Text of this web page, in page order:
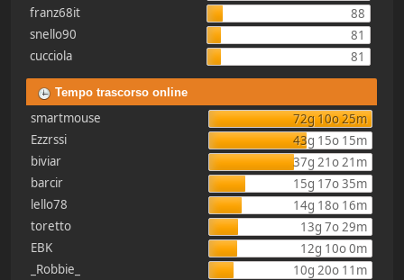
franz68it
88
snello90
81
cucciola
81
Tempo trascorso online
smartmouse
72g 10o 25m
Ezzrssi
43g 15o 15m
biviar
37g 21o 21m
barcir
15g 17o 35m
lello78
14g 18o 16m
toretto
13g 7o 29m
EBK
12g 10o 0m
_Robbie_
10g 20o 11m